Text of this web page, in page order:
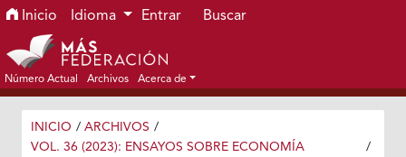
Ir al menú de navegación principal
Ir al contenido principal
Ir al pie de página del sitio
Inicio Idioma Entrar Buscar
Número Actual Archivos Acerca de
INICIO / ARCHIVOS /
VOL. 36 (2023): ENSAYOS SOBRE ECONOMÍA
/